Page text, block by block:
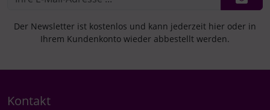
Der Newsletter ist kostenlos und kann jederzeit hier oder in
Ihrem Kundenkonto wieder abbestellt werden.
Kontakt